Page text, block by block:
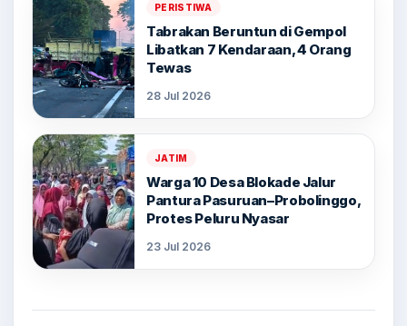
PERISTIWA
Tabrakan Beruntun di Gempol
Libatkan 7 Kendaraan, 4 Orang
Tewas
28 Jul 2026
JATIM
Warga 10 Desa Blokade Jalur
Pantura Pasuruan–Probolinggo,
Protes Peluru Nyasar
23 Jul 2026